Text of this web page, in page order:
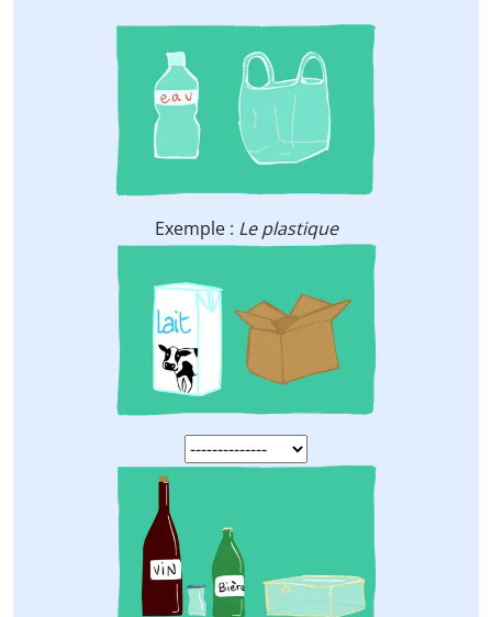
Exemple : Le plastique